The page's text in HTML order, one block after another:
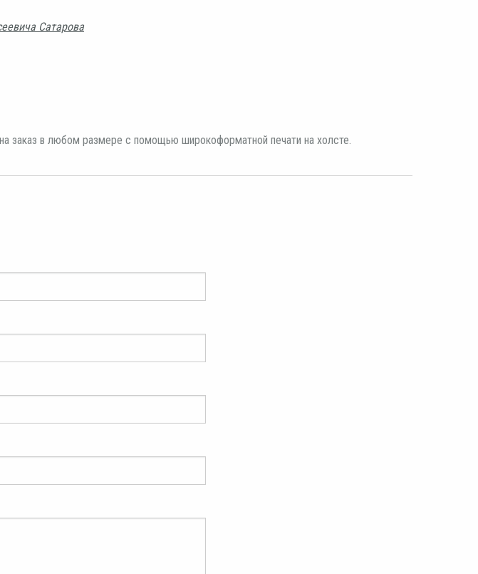
Сатарова
заказ в любом размере с помощью широкоформатной печати на холсте.